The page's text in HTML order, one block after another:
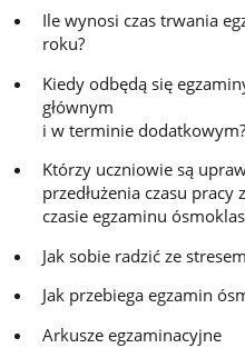
Ile wynosi czas trwania
roku?
Kiedy odbędą się
głównym
i w terminie dodatkowym?
Którzy uczniowie są
przedłużenia czasu
czasie egzaminu
Jak sobie radzić ze
Jak przebiega egzamin
Arkusze egzaminacyjne